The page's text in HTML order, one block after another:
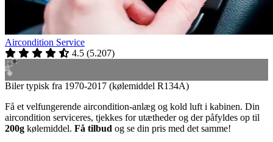
Aircondition Service
4.5 (5.207)
Biler typisk fra 1970-2017 (kølemiddel R134A)
Få et velfungerende aircondition-anlæg og kold luft i kabinen. Din
aircondition serviceres, tjekkes for utætheder og der påfyldes op til
200g kølemiddel. Få tilbud og se din pris med det samme!